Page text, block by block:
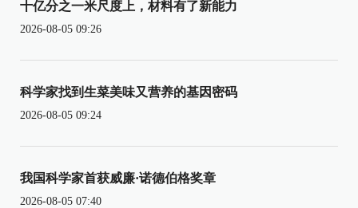
十亿分之一米尺度上，材料有了新能力
2026-08-05 09:26
科学家找到生菜美味又营养的基因密码
2026-08-05 09:24
我国科学家首获威廉·诺德伯格奖章
2026-08-05 07:40